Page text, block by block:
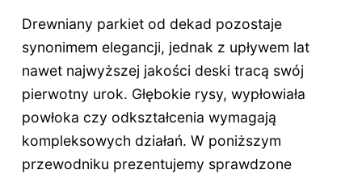
Drewniany parkiet od dekad pozostaje
synonimem elegancji, jednak z upływem lat
nawet najwyższej jakości deski tracą swój
pierwotny urok. Głębokie rysy, wypłowiała
powłoka czy odkształcenia wymagają
kompleksowych działań. W poniższym
przewodniku prezentujemy sprawdzone